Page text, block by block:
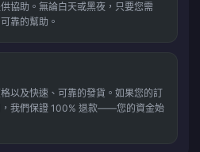
協助。無論白天或黑夜，只要您需
靠的幫助。
以及快速、可靠的發貨。如果您的訂
，我們保證 100% 退款——您的資金始